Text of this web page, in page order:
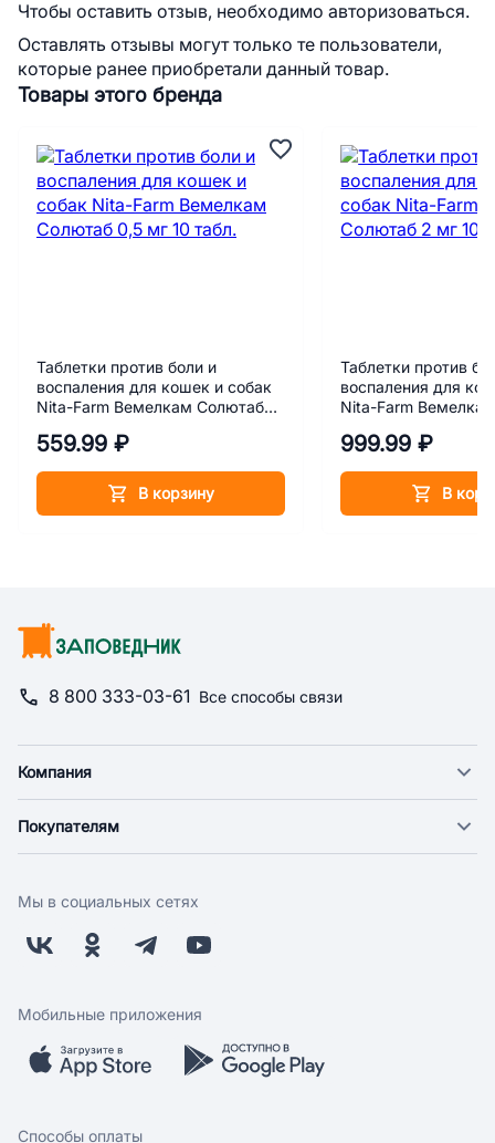
Товары этого бренда
Таблетки против боли и
воспаления для кошек и собак
Nita-Farm Вемелкам Солютаб
559.99 ₽
В корзину
Таблетки против
воспаления для
Nita-Farm
999.99 ₽
В
Чтобы оставить отзыв, необходимо авторизоваться.
Оставлять отзывы могут только те пользователи,
которые ранее приобретали данный товар.
8 800 333-03-61 Все способы связи
Компания
Новости
Поставщикам
Заводчикам
Обратная связь
Покупателям
Оплата
Бонусная программа
Скидки и акции
Мобильное приложение
Мы в социальных сетях
Мобильные приложения
Способы оплаты